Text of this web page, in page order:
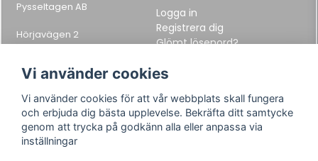
Pysseltagen AB
Hörjavägen 2
282 34 Tyringe, Sweden
E-post:info@pysseltagen.se
Logga in
Registrera dig
Glömt lösenord?
Info
Varumärken
Följ oss
Vi använder cookies
Vi använder cookies för att vår webbplats skall fungera
och erbjuda dig bästa upplevelse. Bekräfta ditt samtycke
genom att trycka på godkänn alla eller anpassa via
inställningar